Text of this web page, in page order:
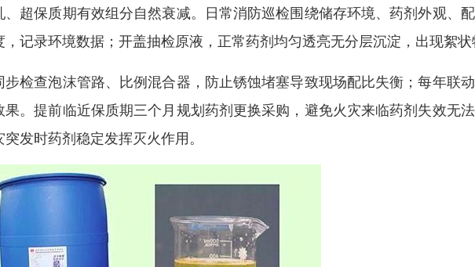
、超保质期有效组分自然衰减。日常消防巡检围绕储存环境、药剂外观、
，记录环境数据；开盖抽检原液，正常药剂均匀透亮无分层沉淀，出现絮状
步检查泡沫管路、比例混合器，防止锈蚀堵塞导致现场配比失衡；每年联
果。提前临近保质期三个月规划药剂更换采购，避免火灾来临药剂失效无
突发时药剂稳定发挥灭火作用。